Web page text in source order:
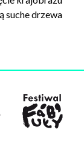
suche drzewa